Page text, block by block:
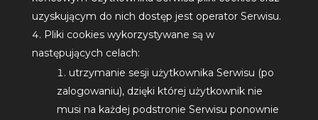
uzyskującym do nich dostęp jest operator Serwisu.
Pliki cookies wykorzystywane są w
następujących celach:
utrzymanie sesji użytkownika Serwisu (po
zalogowaniu), dzięki której użytkownik nie
musi na każdej podstronie Serwisu ponownie